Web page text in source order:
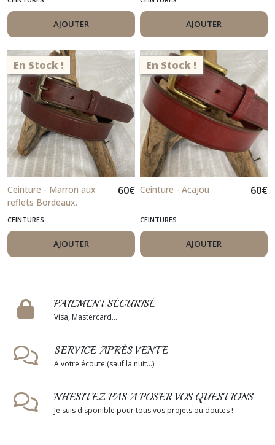
AJOUTER AJOUTER
En Stock !
Ceinture - Marron aux
reflets Bordeaux.
60€
CEINTURES
AJOUTER
En Stock !
Ceinture - Acajou 60€
CEINTURES
AJOUTER
PAIEMENT SÉCURISÉ
Visa, Mastercard...
SERVICE APRÈS VENTE
A votre écoute (sauf la nuit...)
N'HESITEZ PAS A POSER VOS QUESTIONS
Je suis disponible pour tous vos projets ou doutes !